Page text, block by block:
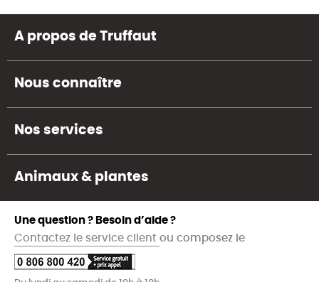
A propos de Truffaut
Nous connaître
Nos services
Animaux & plantes
Une question ? Besoin d’aide ?
Contactez le service client ou composez le